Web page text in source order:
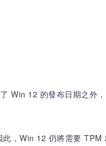
Win 12 的發布日期之外
，Win 12 仍將需要 TPM